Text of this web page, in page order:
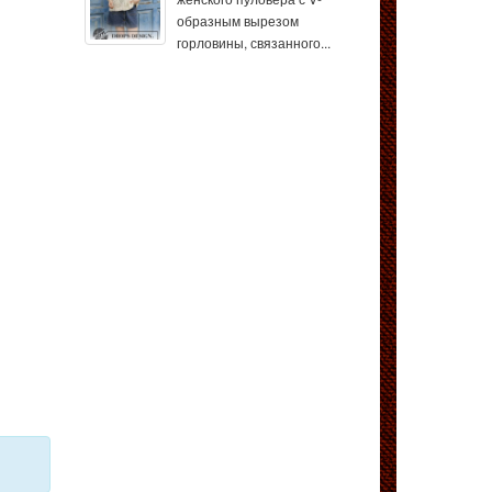
образным вырезом
горловины, связанного...